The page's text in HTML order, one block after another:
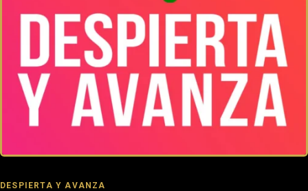
DESPIERTA Y AVANZA